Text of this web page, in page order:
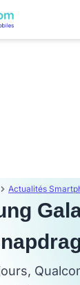
Actualités